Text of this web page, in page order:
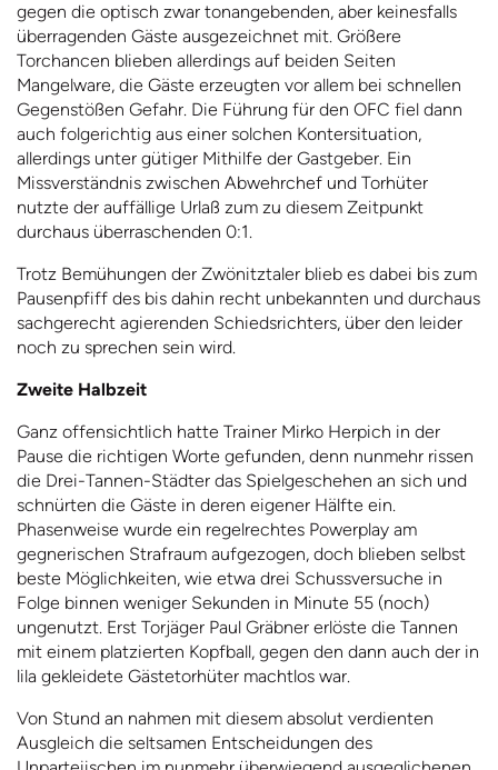
gegen die optisch zwar tonangebenden, aber keinesfalls
überragenden Gäste ausgezeichnet mit. Größere
Torchancen blieben allerdings auf beiden Seiten
Mangelware, die Gäste erzeugten vor allem bei schnellen
Gegenstößen Gefahr. Die Führung für den OFC fiel dann
auch folgerichtig aus einer solchen Kontersituation,
allerdings unter gütiger Mithilfe der Gastgeber. Ein
Missverständnis zwischen Abwehrchef und Torhüter
nutzte der auffällige Urlaß zum zu diesem Zeitpunkt
durchaus überraschenden 0:1.
Trotz Bemühungen der Zwönitztaler blieb es dabei bis zum
Pausenpfiff des bis dahin recht unbekannten und durchaus
sachgerecht agierenden Schiedsrichters, über den leider
noch zu sprechen sein wird.
Zweite Halbzeit
Ganz offensichtlich hatte Trainer Mirko Herpich in der
Pause die richtigen Worte gefunden, denn nunmehr rissen
die Drei-Tannen-Städter das Spielgeschehen an sich und
schnürten die Gäste in deren eigener Hälfte ein.
Phasenweise wurde ein regelrechtes Powerplay am
gegnerischen Strafraum aufgezogen, doch blieben selbst
beste Möglichkeiten, wie etwa drei Schussversuche in
Folge binnen weniger Sekunden in Minute 55 (noch)
ungenutzt. Erst Torjäger Paul Gräbner erlöste die Tannen
mit einem platzierten Kopfball, gegen den dann auch der in
lila gekleidete Gästetorhüter machtlos war.
Von Stund an nahmen mit diesem absolut verdienten
Ausgleich die seltsamen Entscheidungen des